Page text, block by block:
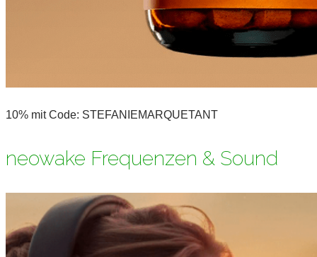
10% mit Code: STEFANIEMARQUETANT
neowake Frequenzen & Sound